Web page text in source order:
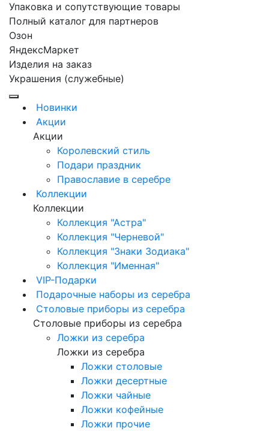
Упаковка и сопутствующие товары
Полный каталог для партнеров
Озон
ЯндексМаркет
Изделия на заказ
Украшения (служебные)
Новинки
Акции
Акции
Королевский стиль
Подари праздник
Православие в серебре
Коллекции
Коллекции
Коллекция "Астра"
Коллекция "Черневой"
Коллекция "Знаки Зодиака"
Коллекция "Именная"
VIP-Подарки
Подарочные наборы из серебра
Столовые приборы из серебра
Столовые приборы из серебра
Ложки из серебра
Ложки из серебра
Ложки столовые
Ложки десертные
Ложки чайные
Ложки кофейные
Ложки прочие